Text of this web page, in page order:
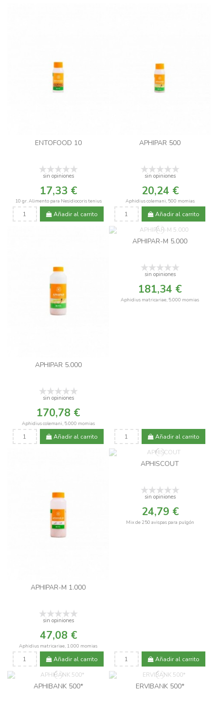
ENTOFOOD 10
sin opiniones
17,33 €
10 gr. Alimento para Nesidiocoris tenius
Añadir al carrito
APHIPAR 500
sin opiniones
20,24 €
Aphidius colemani, 500 momias
Añadir al carrito
APHIPAR 5.000
sin opiniones
170,78 €
Aphidius colemani, 5.000 momias
Añadir al carrito
APHIPAR-M 5.000
sin opiniones
181,34 €
Aphidius matricariae, 5.000 momias
Añadir al carrito
APHIPAR-M 1.000
sin opiniones
47,08 €
Aphidius matricariae, 1.000 momias
Añadir al carrito
APHISCOUT
sin opiniones
24,79 €
Mix de 250 avispas para pulgón
Añadir al carrito
APHIBANK 500* ERVIBANK 500*